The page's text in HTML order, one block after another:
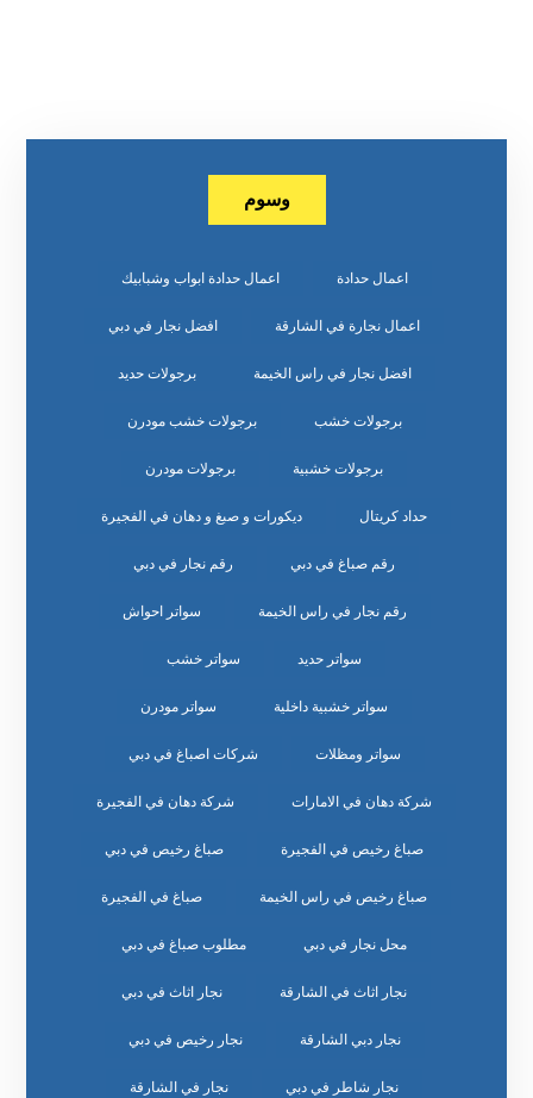
وسوم
اعمال حدادة اعمال حدادة ابواب وشبابيك
اعمال نجارة في الشارقة افضل نجار في دبي
افضل نجار في راس الخيمة برجولات حديد
برجولات خشب برجولات خشب مودرن
برجولات خشبية برجولات مودرن
حداد كريتال ديكورات و صبغ و دهان في الفجيرة
رقم صباغ في دبي رقم نجار في دبي
رقم نجار في راس الخيمة سواتر احواش
سواتر حديد سواتر خشب
سواتر خشبية داخلية سواتر مودرن
سواتر ومظلات شركات اصباغ في دبي
شركة دهان في الامارات شركة دهان في الفجيرة
صباغ رخيص في الفجيرة صباغ رخيص في دبي
صباغ رخيص في راس الخيمة صباغ في الفجيرة
محل نجار في دبي مطلوب صباغ في دبي
نجار اثاث في الشارقة نجار اثاث في دبي
نجار دبي الشارقة نجار رخيص في دبي
نجار شاطر في دبي نجار في الشارقة